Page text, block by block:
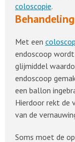
coloscopie.
Behandeling
Met een
endoscoop
glijmiddel
endoscoop
een ballon
Hierdoor rekt de
van de
Soms moet de